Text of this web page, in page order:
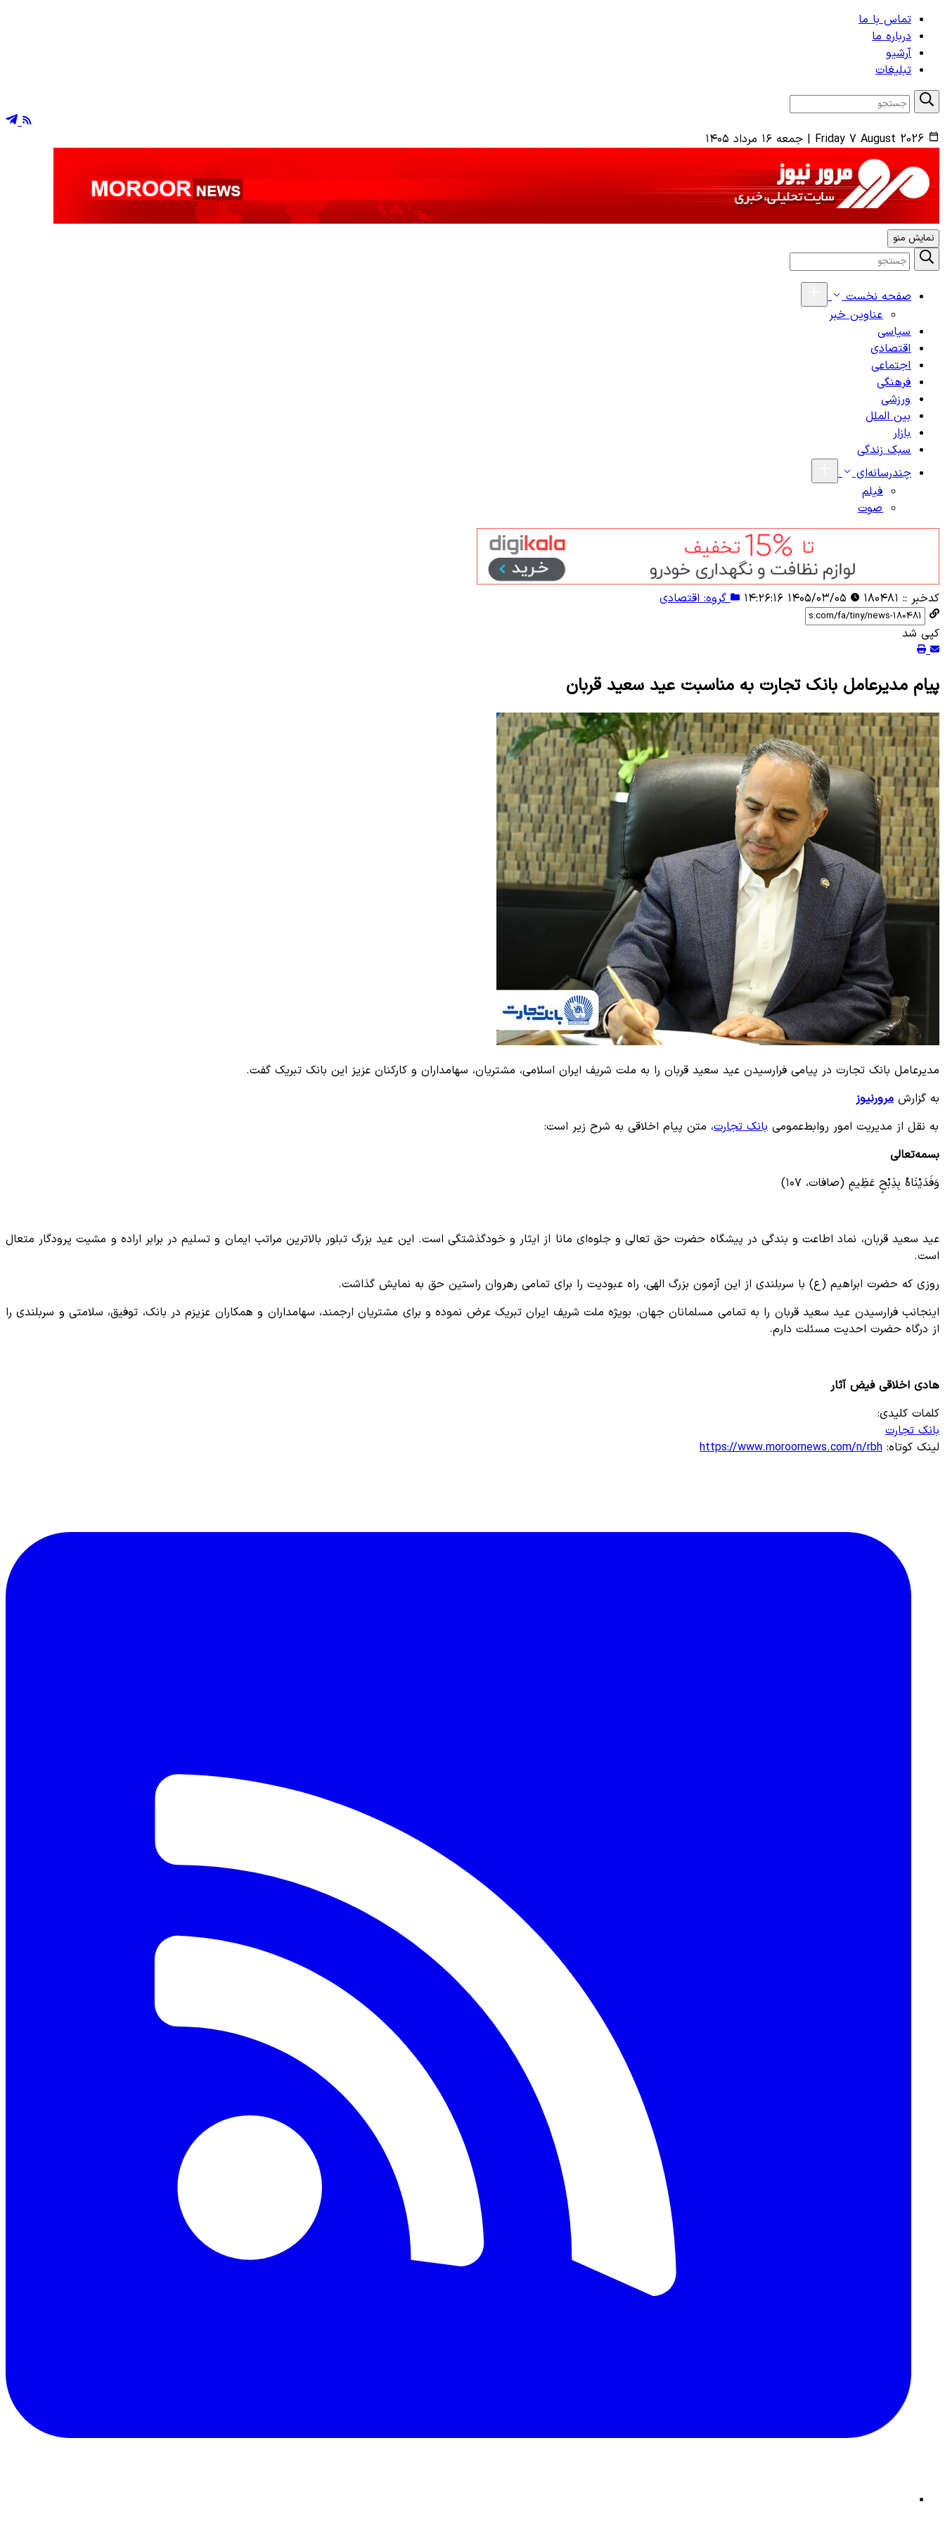
تماس با ما
درباره ما
آرشیو
تبلیغات
Friday 7 August 2026
| جمعه ۱۶ مرداد ۱۴۰۵
نمایش منو
صفحه نخست
عناوین خبر
سیاسی
اقتصادی
اجتماعی
فرهنگی
ورزشی
بین الملل
بازار
سبک زندگی
چندرسانه‌ای
فیلم
صوت
کدخبر :: ۱۸۰۴۸۱ گروه: اقتصادی
کپی شد
پیام مدیرعامل بانک تجارت به مناسبت عید سعید قربان
مدیرعامل بانک تجارت در پیامی فرارسیدن عید سعید قربان را به ملت شریف ایران اسلامی، مشتریان، سهامداران و کارکنان عزیز این بانک تبریک گفت.
به گزارش مرورنیوز
به نقل از مدیریت امور روابط‌عمومی بانک تجارت، متن پیام اخلاقی به شرح زیر است:
بسمه‌تعالی
وَفَدَیْنَاهُ بِذِبْحٍ عَظِیمٍ (صافات، ۱۰۷)
عید سعید قربان، نماد اطاعت و بندگی در پیشگاه حضرت حق تعالی و جلوه‌ای مانا از ایثار و خودگذشتگی است. این عید بزرگ تبلور بالاترین مراتب ایمان و تسلیم در برابر اراده و مشیت پرودگار متعال
است.
روزی که حضرت ابراهیم (ع) با سربلندی از این آزمون بزرگ الهی، راه عبودیت را برای تمامی رهروان راستین حق به نمایش گذاشت.
اینجانب فرارسیدن عید سعید قربان را به تمامی مسلمانان جهان، بویژه ملت شریف ایران تبریک عرض نموده و برای مشتریان ارجمند، سهامداران و همکاران عزیزم در بانک، توفیق، سلامتی و سربلندی را
از درگاه حضرت احدیت مسئلت دارم.
هادی اخلاقی فیض آثار
کلمات کلیدی:
بانک تجارت
لینک کوتاه: https://www.moroornews.com/n/rbh